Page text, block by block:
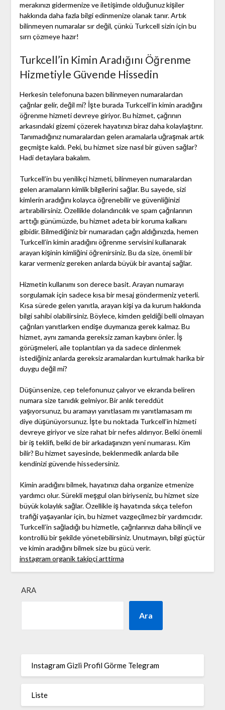
merakınızı gidermenize ve iletişimde olduğunuz kişiler
hakkında daha fazla bilgi edinmenize olanak tanır. Artık
bilinmeyen numaralar sır değil, çünkü Turkcell sizin için bu
sırrı çözmeye hazır!
Turkcell’in Kimin Aradığını Öğrenme
Hizmetiyle Güvende Hissedin
Herkesin telefonuna bazen bilinmeyen numaralardan
çağrılar gelir, değil mi? İşte burada Turkcell’in kimin aradığını
öğrenme hizmeti devreye giriyor. Bu hizmet, çağrının
arkasındaki gizemi çözerek hayatınızı biraz daha kolaylaştırır.
Tanımadığınız numaralardan gelen aramalarla uğraşmak artık
geçmişte kaldı. Peki, bu hizmet size nasıl bir güven sağlar?
Hadi detaylara bakalım.
Turkcell’in bu yenilikçi hizmeti, bilinmeyen numaralardan
gelen aramaların kimlik bilgilerini sağlar. Bu sayede, sizi
kimlerin aradığını kolayca öğrenebilir ve güvenliğinizi
artırabilirsiniz. Özellikle dolandırıcılık ve spam çağrılarının
arttığı günümüzde, bu hizmet adeta bir koruma kalkanı
gibidir. Bilmediğiniz bir numaradan çağrı aldığınızda, hemen
Turkcell’in kimin aradığını öğrenme servisini kullanarak
arayan kişinin kimliğini öğrenirsiniz. Bu da size, önemli bir
karar vermeniz gereken anlarda büyük bir avantaj sağlar.
Hizmetin kullanımı son derece basit. Arayan numarayı
sorgulamak için sadece kısa bir mesaj göndermeniz yeterli.
Kısa sürede gelen yanıtla, arayan kişi ya da kurum hakkında
bilgi sahibi olabilirsiniz. Böylece, kimden geldiği belli olmayan
çağrıları yanıtlarken endişe duymanıza gerek kalmaz. Bu
hizmet, aynı zamanda gereksiz zaman kaybını önler. İş
görüşmeleri, aile toplantıları ya da sadece dinlenmek
istediğiniz anlarda gereksiz aramalardan kurtulmak harika bir
duygu değil mi?
Düşünsenize, cep telefonunuz çalıyor ve ekranda beliren
numara size tanıdık gelmiyor. Bir anlık tereddüt
yaşıyorsunuz, bu aramayı yanıtlasam mı yanıtlamasam mı
diye düşünüyorsunuz. İşte bu noktada Turkcell’in hizmeti
devreye giriyor ve size rahat bir nefes aldırıyor. Belki önemli
bir iş teklifi, belki de bir arkadaşınızın yeni numarası. Kim
bilir? Bu hizmet sayesinde, beklenmedik anlarda bile
kendinizi güvende hissedersiniz.
Kimin aradığını bilmek, hayatınızı daha organize etmenize
yardımcı olur. Sürekli meşgul olan biriyseniz, bu hizmet size
büyük kolaylık sağlar. Özellikle iş hayatında sıkça telefon
trafiği yaşayanlar için, bu hizmet vazgeçilmez bir yardımcıdır.
Turkcell’in sağladığı bu hizmetle, çağrılarınızı daha bilinçli ve
kontrollü bir şekilde yönetebilirsiniz. Unutmayın, bilgi güçtür
ve kimin aradığını bilmek size bu gücü verir.
instagram organik takipçi arttirma
ARA
Ara
Instagram Gizli Profil Görme Telegram
Liste